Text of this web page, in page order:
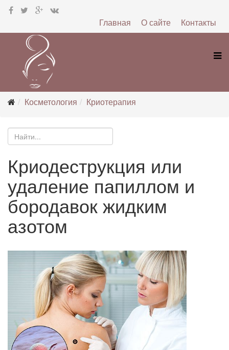
Контакты
О сайте
Главная
Косметология Криотерапия
Криодеструкция или
удаление папиллом и
бородавок жидким
азотом